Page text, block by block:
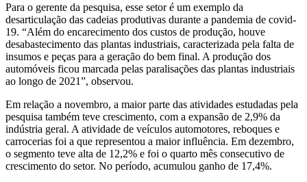
Para o gerente da pesquisa, esse setor é um exemplo da
desarticulação das cadeias produtivas durante a pandemia de covid-
19. “Além do encarecimento dos custos de produção, houve
desabastecimento das plantas industriais, caracterizada pela falta de
insumos e peças para a geração do bem final. A produção dos
automóveis ficou marcada pelas paralisações das plantas industriais
ao longo de 2021”, observou.
Em relação a novembro, a maior parte das atividades estudadas pela
pesquisa também teve crescimento, com a expansão de 2,9% da
indústria geral. A atividade de veículos automotores, reboques e
carrocerias foi a que representou a maior influência. Em dezembro,
o segmento teve alta de 12,2% e foi o quarto mês consecutivo de
crescimento do setor. No período, acumulou ganho de 17,4%.